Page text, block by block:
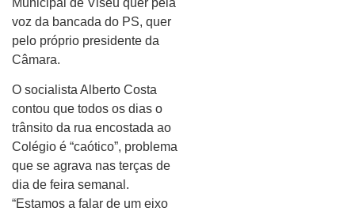
Municipal de Viseu quer pela
voz da bancada do PS, quer
pelo próprio presidente da
Câmara.
O socialista Alberto Costa
contou que todos os dias o
trânsito da rua encostada ao
Colégio é “caótico”, problema
que se agrava nas terças de
dia de feira semanal.
“Estamos a falar de um eixo